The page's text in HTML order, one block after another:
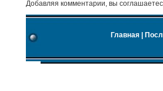
Добавляя комментарии, вы
Главная|